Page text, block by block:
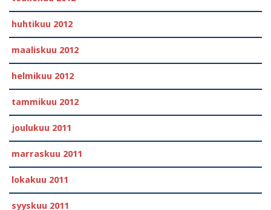
huhtikuu 2012
maaliskuu 2012
helmikuu 2012
tammikuu 2012
joulukuu 2011
marraskuu 2011
lokakuu 2011
syyskuu 2011